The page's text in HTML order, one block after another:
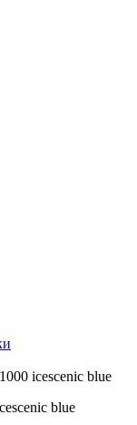
icescenic blue
blue